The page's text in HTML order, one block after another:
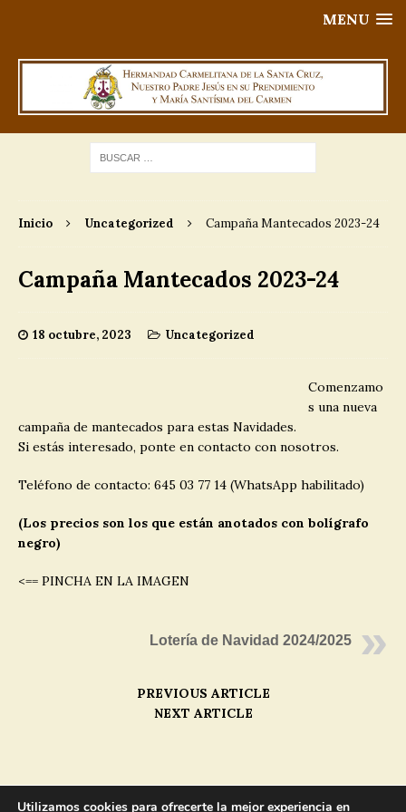
MENU
Inicio Uncategorized Campaña Mantecados 2023-24
Campaña Mantecados 2023-24
18 octubre, 2023 Uncategorized
Comenzamo
s una nueva
campaña de mantecados para estas Navidades.
Si estás interesado, ponte en contacto con nosotros.
Teléfono de contacto: 645 03 77 14 (WhatsApp habilitado)
(Los precios son los que están anotados con bolígrafo
negro)
<== PINCHA EN LA IMAGEN
Lotería de Navidad 2024/2025
PREVIOUS ARTICLE
NEXT ARTICLE
MENU
Utilizamos cookies para ofrecerte la mejor experiencia en